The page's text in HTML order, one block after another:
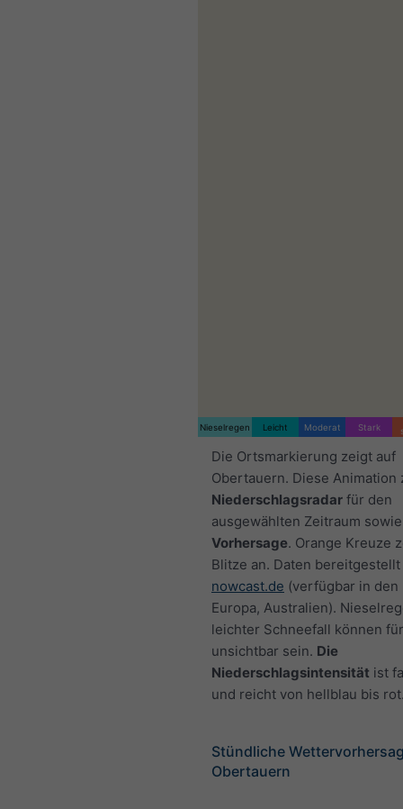
Nieselregen Leicht Moderat Stark
Die Ortsmarkierung zeigt auf
Obertauern. Diese Animation
Niederschlagsradar für den
ausgewählten Zeitraum
Vorhersage. Orange Kreuze
Blitze an. Daten
nowcast.de (verfügbar in den
Europa, Australien).
leichter Schneefall können
unsichtbar sein. Die
Niederschlagsintensität ist
und reicht von hellblau bis
Stündliche
Obertauern